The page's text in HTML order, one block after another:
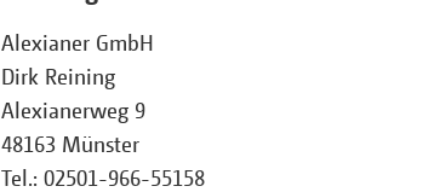
Alexianer GmbH
Dirk Reining
Alexianerweg 9
48163 Münster
Tel.: 02501-966-55158